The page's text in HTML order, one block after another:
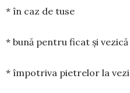
* în caz de tuse
* bună pentru ficat și vezică
* împotriva pietrelor la